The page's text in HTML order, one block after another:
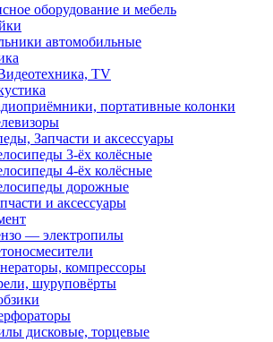
оборудование и мебель
автомобильные
TV
портативные колонки
Запчасти и аксессуары
3-ёх колёсные
4-ёх колёсные
дорожные
и аксессуары
— электропилы
компрессоры
шуруповёрты
дисковые, торцевые